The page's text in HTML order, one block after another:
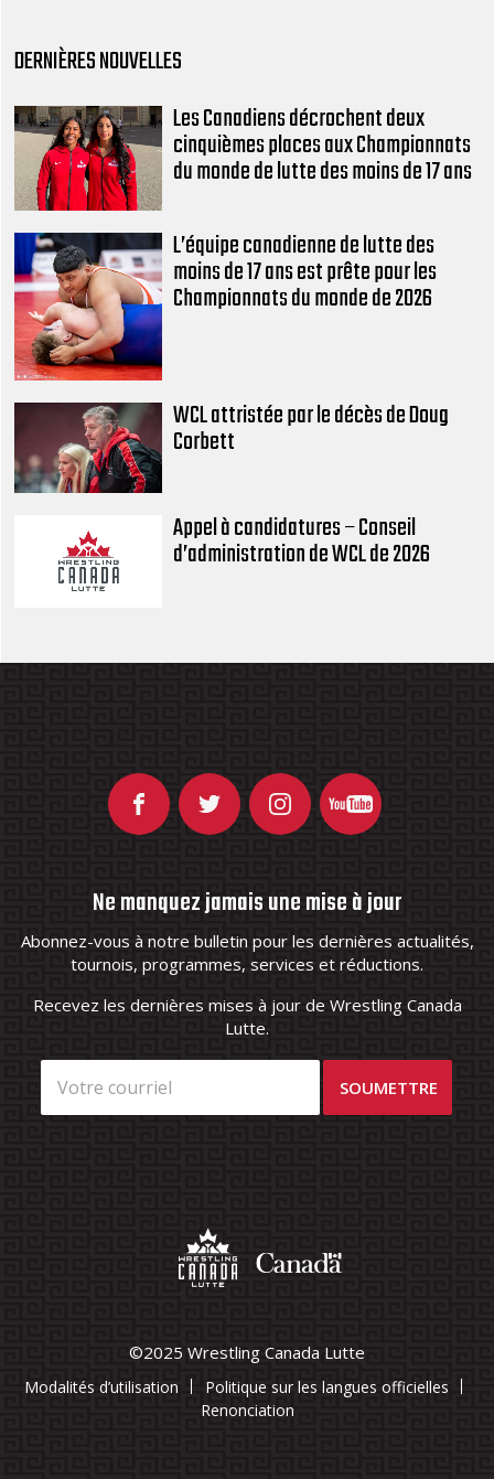
DERNIÈRES NOUVELLES
Les Canadiens décrochent deux
cinquièmes places aux Championnats
du monde de lutte des moins de 17 ans
L’équipe canadienne de lutte des
moins de 17 ans est prête pour les
Championnats du monde de 2026
WCL attristée par le décès de Doug
Corbett
Appel à candidatures – Conseil
d’administration de WCL de 2026
Ne manquez jamais une mise à jour
Abonnez-vous à notre bulletin pour les dernières actualités,
tournois, programmes, services et réductions.
Recevez les dernières mises à jour de Wrestling Canada
Lutte.
©2025 Wrestling Canada Lutte
Modalités d’utilisation
Politique sur les langues officielles
Renonciation